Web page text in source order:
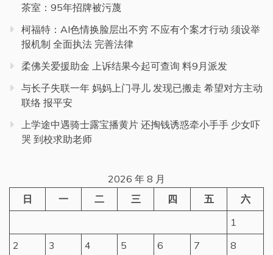
茶室：95年招牌被污蔑
柯福特：AI色情换脸层出不穷 不应有个案才行动 须设举
报机制 全面执法 完善法律
柔佛关爱援助金 上诉结果今起可查询 料9月派发
与长子失联一年 妈妈上门寻儿 发现已搬走 希望对方主动
联络 报平安
上学途中遇骑士露宝播黄片 还掏钱诱惑牵小手手 少女吓
哭 到校求助老师
2026 年 8 月
日
一 二 三 四 五
六
1
2
3 4 5 6 7
8